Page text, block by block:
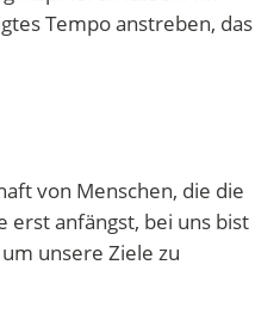
Tempo anstreben, das
von Menschen, die die
erst anfängst, bei uns bist
unsere Ziele zu